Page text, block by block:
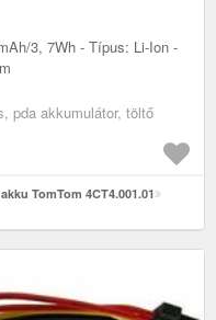
3, 7Wh - Típus: Li-Ion -
pda akkumulátor, töltő
TomTom 4CT4.001.01